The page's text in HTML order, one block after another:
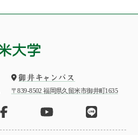
御井キャンパス
〒839-8502 福岡県久留米市御井町1635